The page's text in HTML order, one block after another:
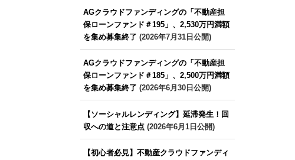
AGクラウドファンディングの「不動産担
保ローンファンド＃195」、2,530万円満額
を集め募集終了 (2026年7月31日公開)
AGクラウドファンディングの「不動産担
保ローンファンド＃185」、2,500万円満額
を集め募集終了 (2026年6月30日公開)
【ソーシャルレンディング】延滞発生！回
収への道と注意点(2026年6月1日公開)
【初心者必見】不動産クラウドファンディ